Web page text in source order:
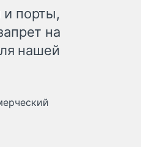
и порты,
на
нашей